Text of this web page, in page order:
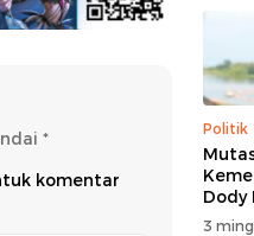
*
komentar
Politik
Dody
Beri
3